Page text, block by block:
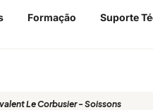
Formação Suporte
Le Corbusier - Soissons